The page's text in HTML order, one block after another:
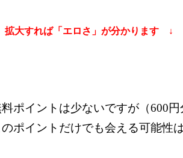
大すれば「エロさ」が分かります ↓
ポイントは少ないですが（600
のポイントだけでも会える可能性